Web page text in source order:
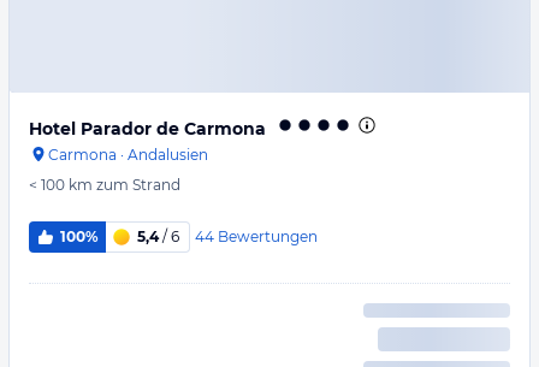
Hotel Parador de Carmona
Carmona · Andalusien
< 100 km zum Strand
100% 5,4/ 6 44 Bewertungen